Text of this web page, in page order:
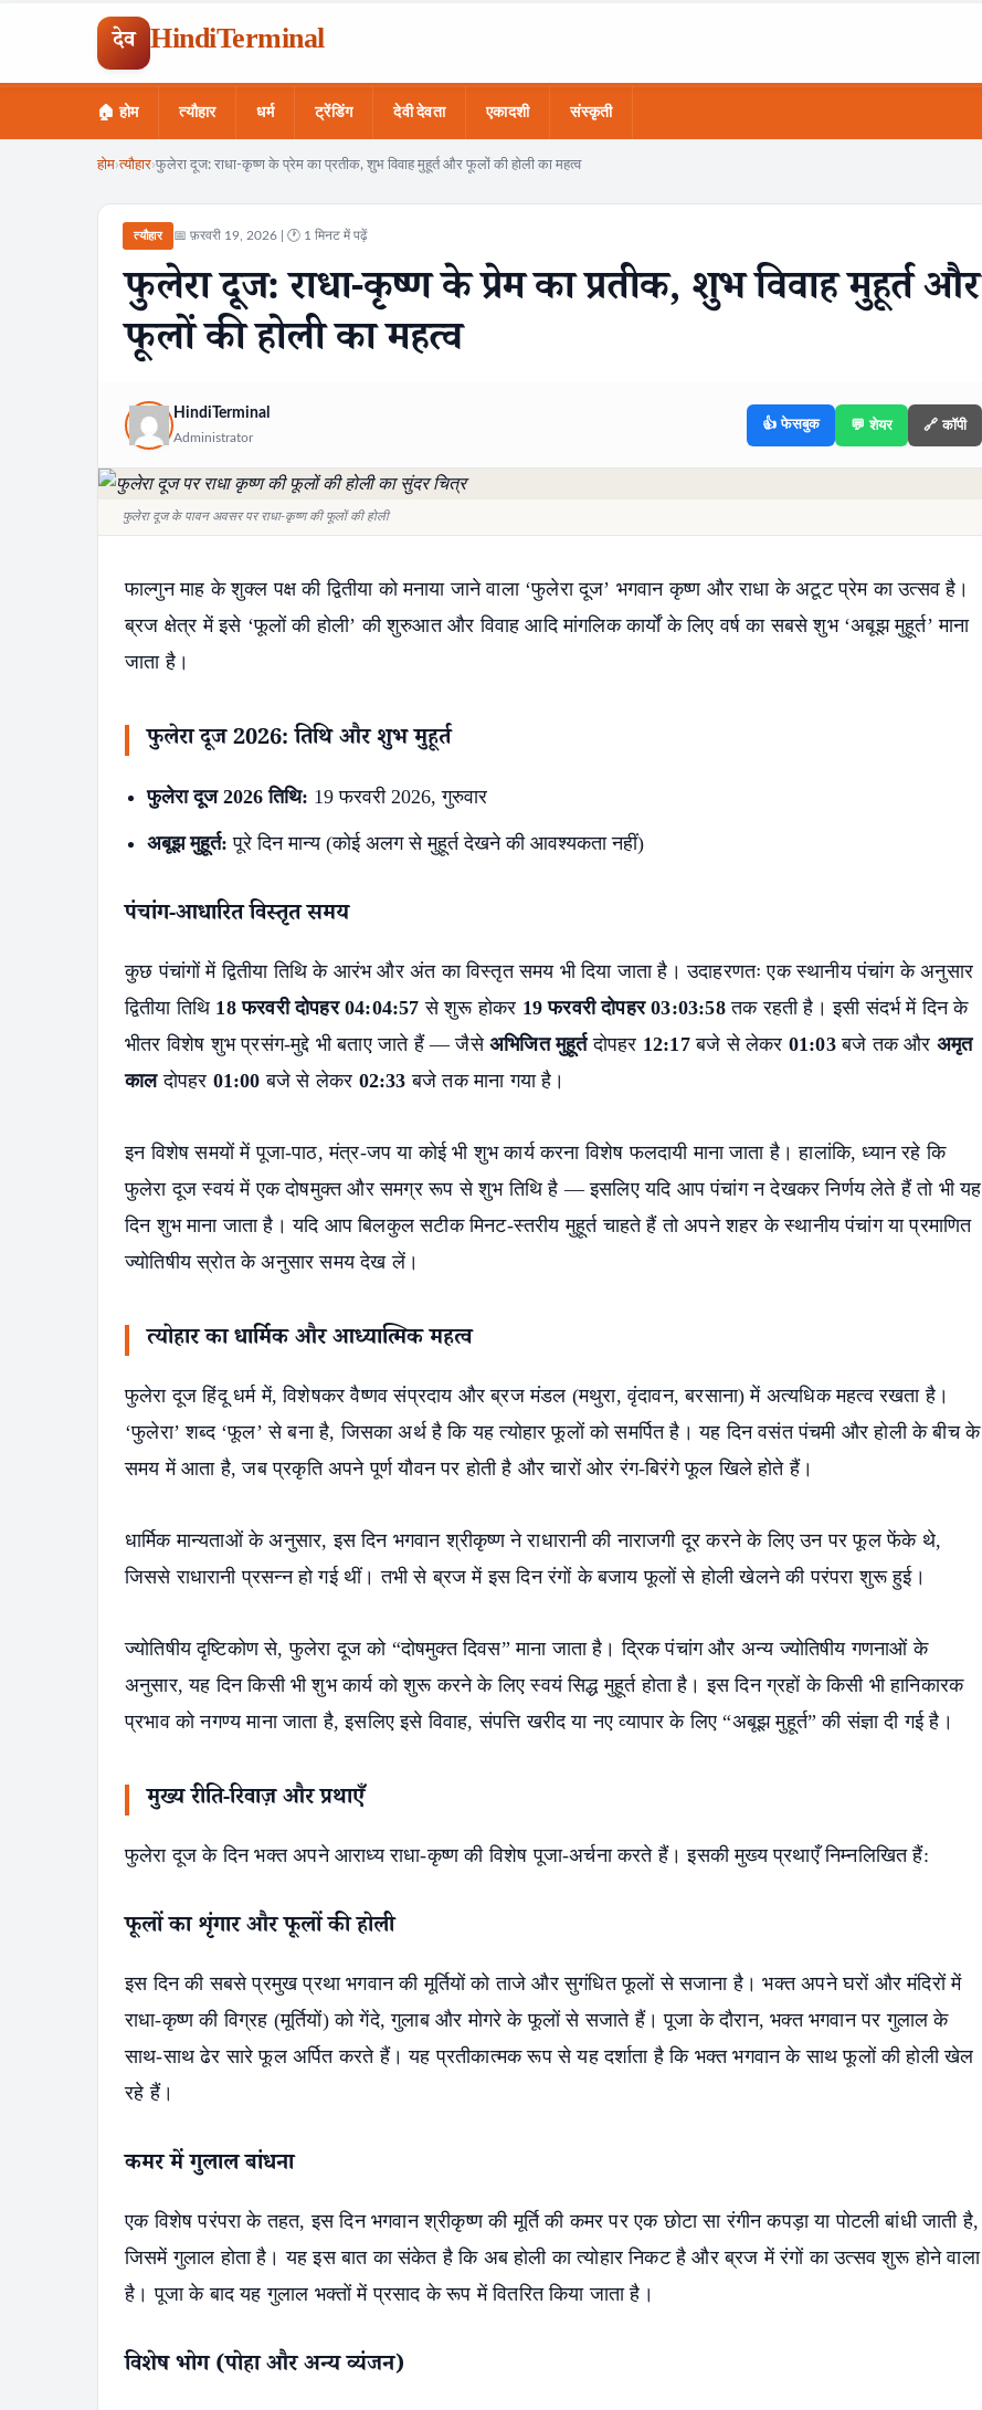
देव HindiTerminal
🏠 होम त्यौहार धर्म ट्रेंडिंग देवी देवता एकादशी संस्कृती
Search
होम›त्यौहार›फुलेरा दूज: राधा-कृष्ण के प्रेम का प्रतीक, शुभ विवाह मुहूर्त और फूलों की होली का महत्व
त्यौहार 📅 फ़रवरी 19, 2026 | 🕐 1 मिनट में पढ़ें
फुलेरा दूज: राधा-कृष्ण के प्रेम का प्रतीक, शुभ विवाह मुहूर्त और
फूलों की होली का महत्व
HindiTerminal
Administrator
👍 फेसबुक 💬 शेयर 🔗 कॉपी
फुलेरा दूज के पावन अवसर पर राधा-कृष्ण की फूलों की होली
फाल्गुन माह के शुक्ल पक्ष की द्वितीया को मनाया जाने वाला ‘फुलेरा दूज’ भगवान कृष्ण और राधा के अटूट प्रेम का उत्सव है।
ब्रज क्षेत्र में इसे ‘फूलों की होली’ की शुरुआत और विवाह आदि मांगलिक कार्यों के लिए वर्ष का सबसे शुभ ‘अबूझ मुहूर्त’ माना
जाता है।
फुलेरा दूज 2026: तिथि और शुभ मुहूर्त
फुलेरा दूज 2026 तिथि: 19 फरवरी 2026, गुरुवार
अबूझ मुहूर्त: पूरे दिन मान्य (कोई अलग से मुहूर्त देखने की आवश्यकता नहीं)
पंचांग-आधारित विस्तृत समय
कुछ पंचांगों में द्वितीया तिथि के आरंभ और अंत का विस्तृत समय भी दिया जाता है। उदाहरणतः एक स्थानीय पंचांग के अनुसार
द्वितीया तिथि 18 फरवरी दोपहर 04:04:57 से शुरू होकर 19 फरवरी दोपहर 03:03:58तक रहती है। इसी संदर्भ में दिन के
भीतर विशेष शुभ प्रसंग‑मुद्दे भी बताए जाते हैं — जैसे अभिजित मुहूर्तदोपहर 12:17बजे से लेकर 01:03बजे तक और अमृत
कालदोपहर 01:00 बजे से लेकर 02:33 बजे तक माना गया है।
इन विशेष समयों में पूजा‑पाठ, मंत्र‑जप या कोई भी शुभ कार्य करना विशेष फलदायी माना जाता है। हालांकि, ध्यान रहे कि
फुलेरा दूज स्वयं में एक दोषमुक्त और समग्र रूप से शुभ तिथि है — इसलिए यदि आप पंचांग न देखकर निर्णय लेते हैं तो भी यह
दिन शुभ माना जाता है। यदि आप बिलकुल सटीक मिनट‑स्तरीय मुहूर्त चाहते हैं तो अपने शहर के स्थानीय पंचांग या प्रमाणित
ज्योतिषीय स्रोत के अनुसार समय देख लें।
त्योहार का धार्मिक और आध्यात्मिक महत्व
फुलेरा दूज हिंदू धर्म में, विशेषकर वैष्णव संप्रदाय और ब्रज मंडल (मथुरा, वृंदावन, बरसाना) में अत्यधिक महत्व रखता है।
‘फुलेरा’ शब्द ‘फूल’ से बना है, जिसका अर्थ है कि यह त्योहार फूलों को समर्पित है। यह दिन वसंत पंचमी और होली के बीच के
समय में आता है, जब प्रकृति अपने पूर्ण यौवन पर होती है और चारों ओर रंग-बिरंगे फूल खिले होते हैं।
धार्मिक मान्यताओं के अनुसार, इस दिन भगवान श्रीकृष्ण ने राधारानी की नाराजगी दूर करने के लिए उन पर फूल फेंके थे,
जिससे राधारानी प्रसन्न हो गई थीं। तभी से ब्रज में इस दिन रंगों के बजाय फूलों से होली खेलने की परंपरा शुरू हुई।
ज्योतिषीय दृष्टिकोण से, फुलेरा दूज को “दोषमुक्त दिवस” माना जाता है। द्रिक पंचांग और अन्य ज्योतिषीय गणनाओं के
अनुसार, यह दिन किसी भी शुभ कार्य को शुरू करने के लिए स्वयं सिद्ध मुहूर्त होता है। इस दिन ग्रहों के किसी भी हानिकारक
प्रभाव को नगण्य माना जाता है, इसलिए इसे विवाह, संपत्ति खरीद या नए व्यापार के लिए “अबूझ मुहूर्त” की संज्ञा दी गई है।
मुख्य रीति-रिवाज़ और प्रथाएँ
फुलेरा दूज के दिन भक्त अपने आराध्य राधा-कृष्ण की विशेष पूजा-अर्चना करते हैं। इसकी मुख्य प्रथाएँ निम्नलिखित हैं:
फूलों का शृंगार और फूलों की होली
इस दिन की सबसे प्रमुख प्रथा भगवान की मूर्तियों को ताजे और सुगंधित फूलों से सजाना है। भक्त अपने घरों और मंदिरों में
राधा-कृष्ण की विग्रह (मूर्तियों) को गेंदे, गुलाब और मोगरे के फूलों से सजाते हैं। पूजा के दौरान, भक्त भगवान पर गुलाल के
साथ-साथ ढेर सारे फूल अर्पित करते हैं। यह प्रतीकात्मक रूप से यह दर्शाता है कि भक्त भगवान के साथ फूलों की होली खेल
रहे हैं।
कमर में गुलाल बांधना
एक विशेष परंपरा के तहत, इस दिन भगवान श्रीकृष्ण की मूर्ति की कमर पर एक छोटा सा रंगीन कपड़ा या पोटली बांधी जाती है,
जिसमें गुलाल होता है। यह इस बात का संकेत है कि अब होली का त्योहार निकट है और ब्रज में रंगों का उत्सव शुरू होने वाला
है। पूजा के बाद यह गुलाल भक्तों में प्रसाद के रूप में वितरित किया जाता है।
विशेष भोग (पोहा और अन्य व्यंजन)